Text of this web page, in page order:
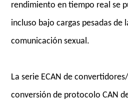
rendimiento en tiempo real se
incluso bajo cargas pesadas de
comunicación sexual.
La serie ECAN de
conversión de protocolo CAN